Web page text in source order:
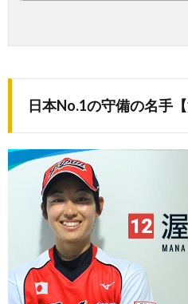
日本No.1の守備の名手【